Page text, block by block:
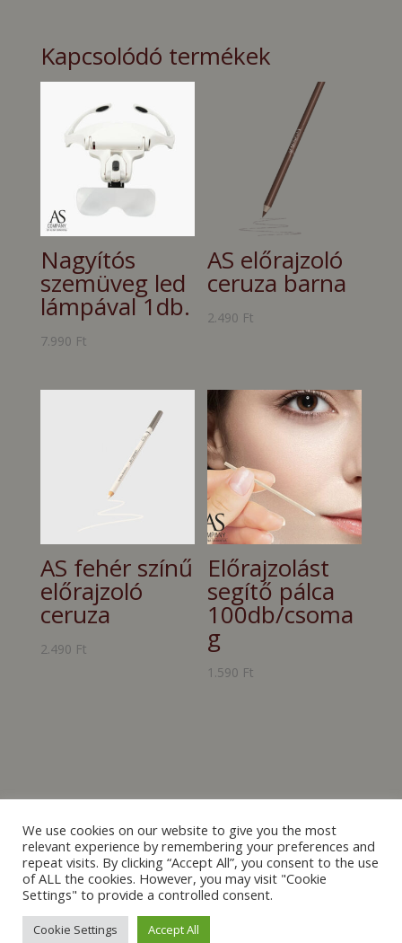
Kapcsolódó termékek
Nagyítós
szemüveg led
lámpával 1db.
7.990 Ft
AS előrajzoló
ceruza barna
2.490 Ft
AS fehér színű
előrajzoló
ceruza
2.490 Ft
Előrajzolást
segítő pálca
100db/csoma
g
1.590 Ft
[mailpoet_form id="2"]
We use cookies on our website to give you the most
relevant experience by remembering your preferences and
repeat visits. By clicking “Accept All”, you consent to the use
of ALL the cookies. However, you may visit "Cookie
Settings" to provide a controlled consent.
Cookie Settings Accept All